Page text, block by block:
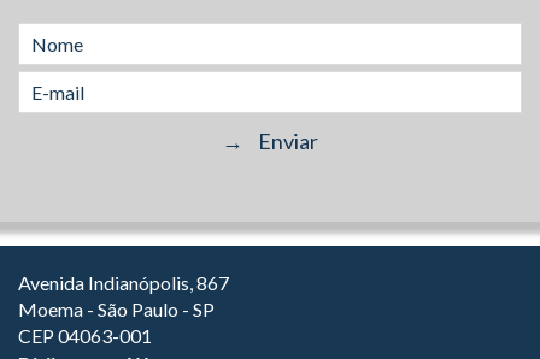
Avenida Indianópolis, 867
Moema - São Paulo - SP
CEP 04063-001